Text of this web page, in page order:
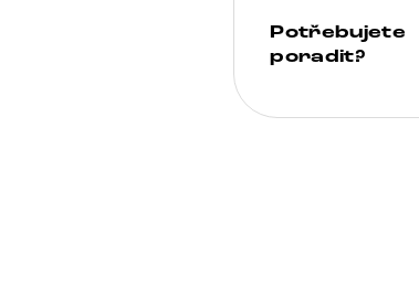
Potřebujete
poradit?